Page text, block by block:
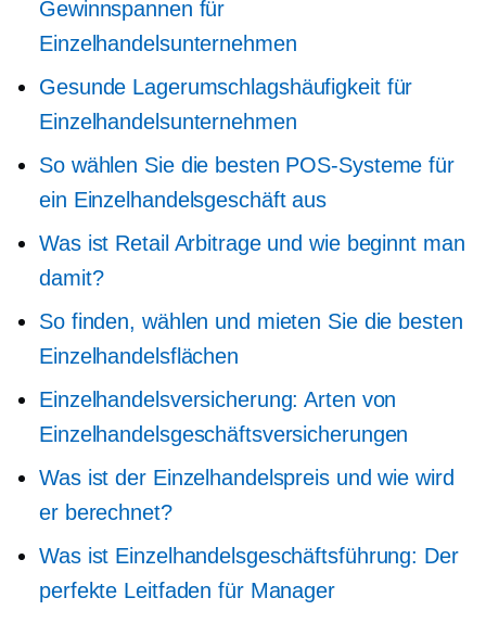
Gewinnspannen für
Einzelhandelsunternehmen
Gesunde Lagerumschlagshäufigkeit für
Einzelhandelsunternehmen
So wählen Sie die besten POS-Systeme für
ein Einzelhandelsgeschäft aus
Was ist Retail Arbitrage und wie beginnt man
damit?
So finden, wählen und mieten Sie die besten
Einzelhandelsflächen
Einzelhandelsversicherung: Arten von
Einzelhandelsgeschäftsversicherungen
Was ist der Einzelhandelspreis und wie wird
er berechnet?
Was ist Einzelhandelsgeschäftsführung: Der
perfekte Leitfaden für Manager